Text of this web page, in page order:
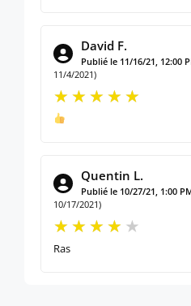
David F.
Publié le 11/16/21, 12:00
11/4/2021)
Quentin L.
Publié le 10/27/21, 1:00
10/17/2021)
Ras